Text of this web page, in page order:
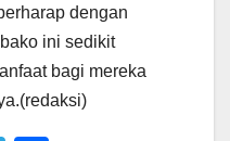
dengan
ini sedikit
bagi mereka